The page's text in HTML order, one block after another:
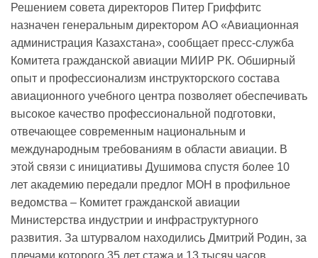
Решением совета директоров Питер Гриффитс
назначен генеральным директором АО «Авиационная
администрация Казахстана», сообщает пресс-служба
Комитета гражданской авиации МИИР РК. Обширный
опыт и профессионализм инструкторского состава
авиационного учебного центра позволяет обеспечивать
высокое качество профессиональной подготовки,
отвечающее современным национальным и
международным требованиям в области авиации. В
этой связи с инициативы Душимова спустя более 10
лет академию передали предлог МОН в профильное
ведомства – Комитет гражданской авиации
Министерства индустрии и инфраструктурного
развития. За штурвалом находились Дмитрий Родин, за
плечами которого 35 лет стажа и 13 тысяч часов